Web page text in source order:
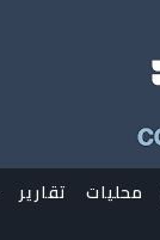
محليات تقارير